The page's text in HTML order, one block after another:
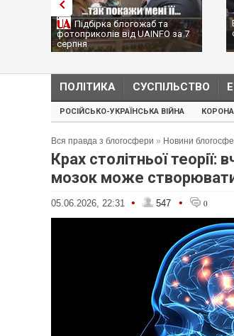
Підбірка блогожаб та
фотоприколів від UAINFO за 7
серпня
ПОЛІТИКА СУСПІЛЬСТВО
РОСІЙСЬКО-УКРАЇНСЬКА ВІЙНА
Вся правда з блогосфери » Новини
Крах столітньої теорії:
мозок може
05.06.2026, 22:31 • 547 • 0